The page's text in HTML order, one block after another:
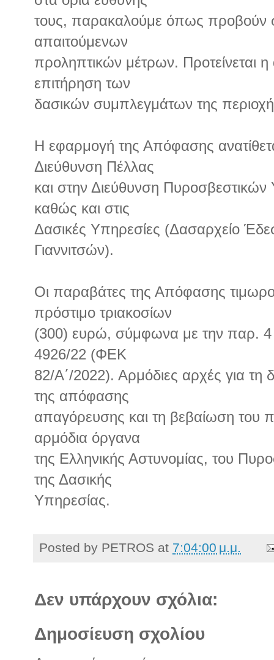
τους, παρακαλούμε όπως προβούν
απαιτούμενων
προληπτικών μέτρων. Προτείνεται
επιτήρηση των
δασικών συμπλεγμάτων της
Η εφαρμογή της Απόφασης
Διεύθυνση Πέλλας
και στην Διεύθυνση
καθώς και στις
Δασικές Υπηρεσίες (Δασαρχείο
Γιαννιτσών).
Οι παραβάτες της Απόφασης
πρόστιμο τριακοσίων
(300) ευρώ, σύμφωνα με την παρ. 4
4926/22 (ΦΕΚ
82/Α΄/2022). Αρμόδιες αρχές για τη
της απόφασης
απαγόρευσης και τη βεβαίωση του
αρμόδια όργανα
της Ελληνικής Αστυνομίας, του
της Δασικής
Υπηρεσίας.
Posted by PETROS at 7:04:00 μ.μ.
Δεν υπάρχουν σχόλια:
Δημοσίευση σχολίου